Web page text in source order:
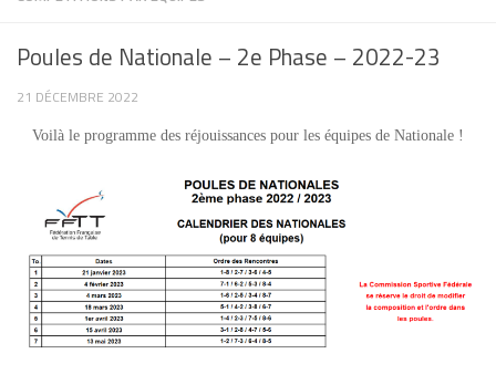
Poules de Nationale – 2e Phase – 2022-23
21 DÉCEMBRE 2022
Voilà le programme des réjouissances pour les équipes de Nationale !